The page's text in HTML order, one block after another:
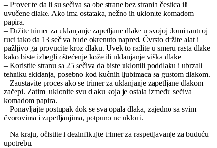
– Proverite da li su sečiva sa obe strane bez stranih čestica ili
uvučene dlake. Ako ima ostataka, nežno ih uklonite komadom
papira.
– Držite trimer za uklanjanje zapetljane dlake u svojoj dominantnoj
ruci tako da 13 sečiva bude okrenuto napred. Čvrsto držite alat i
pažljivo ga provucite kroz dlaku. Uvek to radite u smeru rasta dlake
kako biste izbegli oštećenje kože ili uklanjanje viška dlake.
– Koristite stranu sa 25 sečiva da biste uklonili poddlaku i ubrzali
tehniku skidanja, posebno kod kućnih ljubimaca sa gustom dlakom.
– Zaustavite proces ako se trimer za uklanjanje zapetljane dlakom
začepi. Zatim, uklonite svu dlaku koja je ostala između sečiva
komadom papira.
– Ponavljajte postupak dok se sva opala dlaka, zajedno sa svim
čvorovima i zapetljanjima, potpuno ne ukloni.
– Na kraju, očistite i dezinfikujte trimer za raspetljavanje za buduću
upotrebu.